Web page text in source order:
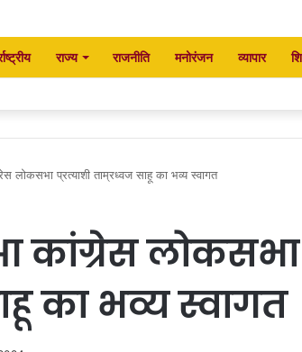
राज्य राजनीति मनोरंजन व्यापार
प्रत्याशी ताम्रध्वज साहू का भव्य स्वागत
लोकसभा
का भव्य स्वागत